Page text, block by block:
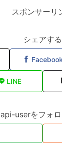
スポンサーリ
シェアする
Facebook
LINE
api-userをフォ